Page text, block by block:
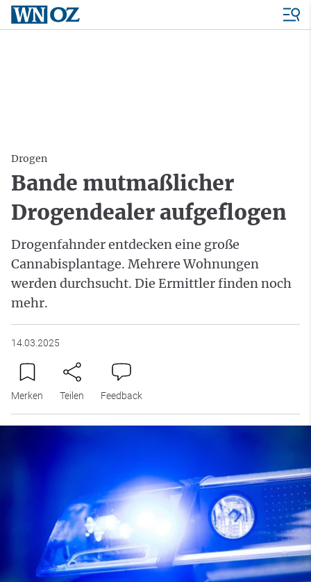
Drogen
Bande mutmaßlicher
Drogendealer aufgeflogen
Drogenfahnder entdecken eine große
Cannabisplantage. Mehrere Wohnungen
werden durchsucht. Die Ermittler finden noch
mehr.
14.03.2025
Merken Teilen Feedback